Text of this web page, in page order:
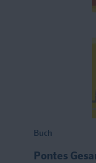
Buch
Pontes